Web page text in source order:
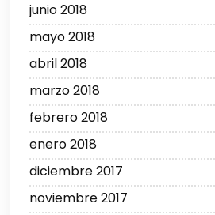
junio 2018
mayo 2018
abril 2018
marzo 2018
febrero 2018
enero 2018
diciembre 2017
noviembre 2017